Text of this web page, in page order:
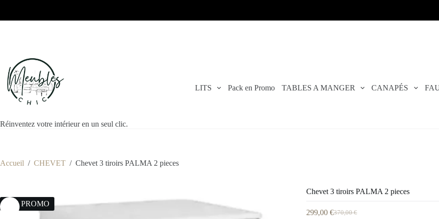
Réinventez votre intérieur en un seul clic.
LITS Pack en Promo TABLES A MANGER CANAPÉS
Accueil / CHEVET / Chevet 3 tiroirs PALMA 2 pieces
19% PROMO
Chevet 3 tiroirs PALMA 2 pieces
370,00€
299,00 €